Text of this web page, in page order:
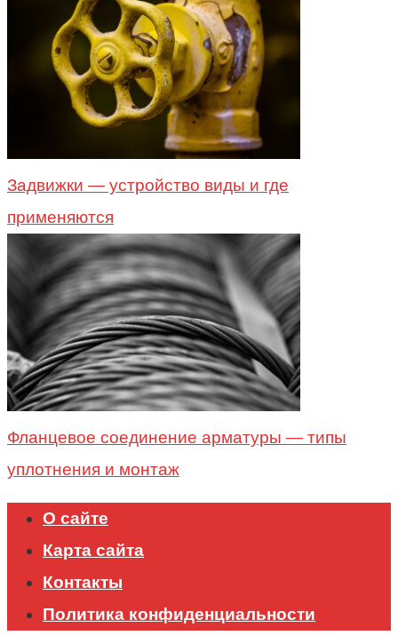
Задвижки — устройство виды и где
применяются
Фланцевое соединение арматуры — типы
уплотнения и монтаж
О сайте
Карта сайта
Контакты
Политика конфиденциальности